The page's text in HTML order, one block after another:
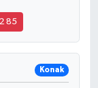
85
Konak